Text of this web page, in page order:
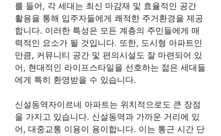
를 들어, 각 세대는 최신 마감재 및 효율적인 공간
활용을 통해 입주자들에게 쾌적한 주거환경을 제공
합니다. 이러한 특성은 모든 계층의 주민들에게 매
력적인 요소가 될 것입니다. 또한, 도시형 아파트인
만큼, 커뮤니티 공간 및 편의시설도 잘 마련되어 있
어, 현대적인 라이프스타일을 선호하는 젊은 세대들
에게 특히 환영받을 수 있습니다.
신설동역자이르네 아파트는 위치적으로도 큰 장점
을 가지고 있습니다. 신설동역과 가까운 거리에 있
어, 대중교통 이용이 용이합니다. 이는 통근 시간 단